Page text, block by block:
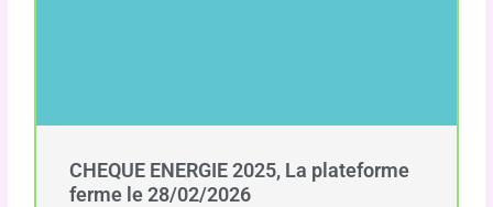
CHEQUE ENERGIE 2025, La plateforme
ferme le 28/02/2026